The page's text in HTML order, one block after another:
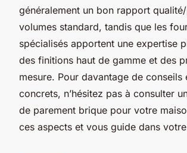
généralement un bon rapport
volumes standard, tandis que les
spécialisés apportent une expertise
des finitions haut de gamme et des
mesure. Pour davantage de conseils
concrets, n’hésitez pas à consulter
de parement brique pour votre
ces aspects et vous guide dans